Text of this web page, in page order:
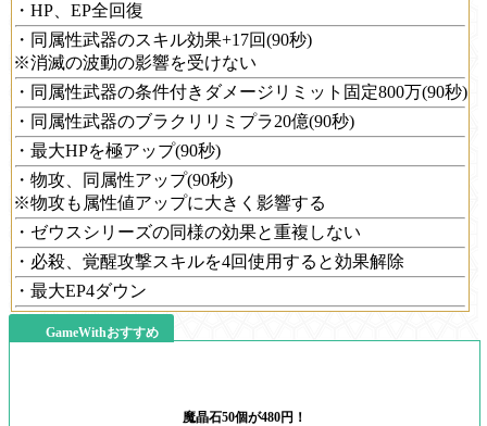
・HP、EP全回復
・同属性武器のスキル効果+17回(90秒)
※消滅の波動の影響を受けない
・同属性武器の条件付きダメージリミット固定800万(90秒)
・同属性武器のブラクリリミプラ20億(90秒)
・最大HPを極アップ(90秒)
・物攻、同属性アップ(90秒)
※物攻も属性値アップに大きく影響する
・ゼウスシリーズの同様の効果と重複しない
・必殺、覚醒攻撃スキルを4回使用すると効果解除
・最大EP4ダウン
GameWithおすすめ
魔晶石50個が480円！